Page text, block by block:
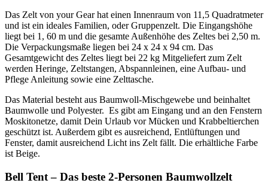
Das Zelt von your Gear hat einen Innenraum von 11,5 Quadratmeter
und ist ein ideales Familien, oder Gruppenzelt. Die Eingangshöhe
liegt bei 1, 60 m und die gesamte Außenhöhe des Zeltes bei 2,50 m.
Die Verpackungsmaße liegen bei 24 x 24 x 94 cm. Das
Gesamtgewicht des Zeltes liegt bei 22 kg Mitgeliefert zum Zelt
werden Heringe, Zeltstangen, Abspannleinen, eine Aufbau- und
Pflege Anleitung sowie eine Zelttasche.
Das Material besteht aus Baumwoll-Mischgewebe und beinhaltet
Baumwolle und Polyester. Es gibt am Eingang und an den Fenstern
Moskitonetze, damit Dein Urlaub vor Mücken und Krabbeltierchen
geschützt ist. Außerdem gibt es ausreichend, Entlüftungen und
Fenster, damit ausreichend Licht ins Zelt fällt. Die erhältliche Farbe
ist Beige.
Bell Tent – Das beste 2-Personen Baumwollzelt